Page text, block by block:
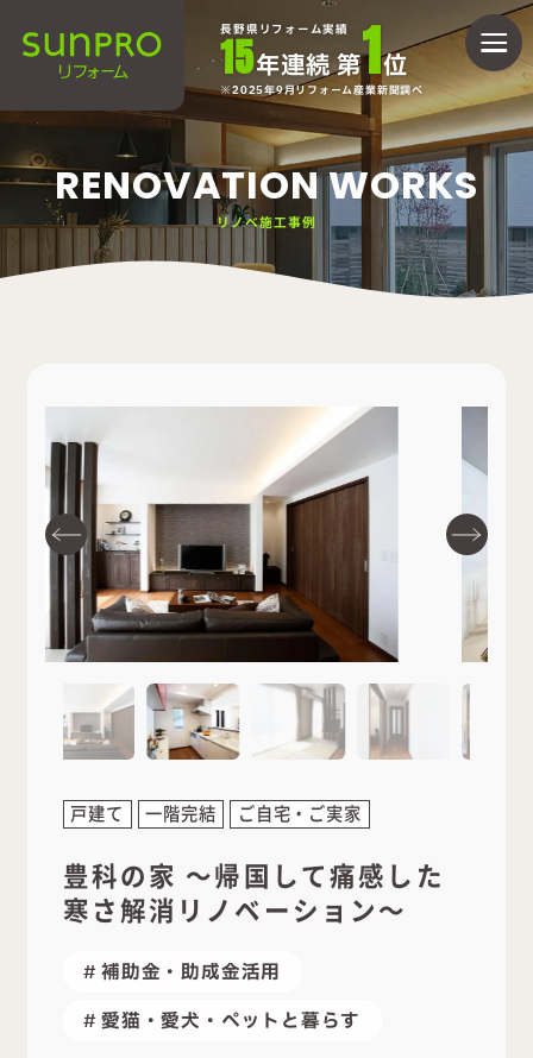
長野県リフォーム実績
15年連続 第1位
2025年9月リフォーム産業新聞調べ
RENOVATION WORKS
リノベ施工事例
戸建て 一階完結 ご自宅・ご実家
豊科の家 ～帰国して痛感した
寒さ解消リノベーション～
補助金・助成金活用
愛猫・愛犬・ペットと暮らす